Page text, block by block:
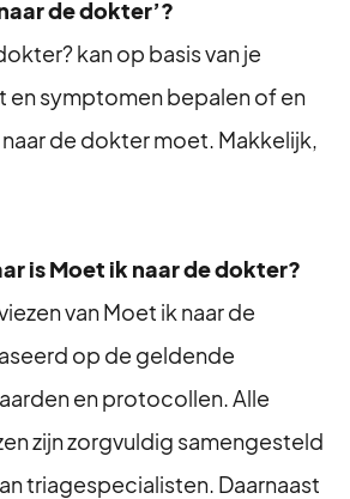
de dokter’?
kan op basis van je
en symptomen bepalen of en
naar de dokter moet. Makkelijk,
is Moet ik naar de dokter?
van Moet ik naar de
op de geldende
en protocollen. Alle
zijn zorgvuldig samengesteld
triagespecialisten. Daarnaast